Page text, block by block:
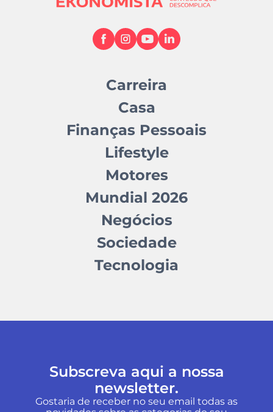
Carreira
Casa
Finanças Pessoais
Lifestyle
Motores
Mundial 2026
Negócios
Sociedade
Tecnologia
Subscreva aqui a nossa
newsletter.
Gostaria de receber no seu email todas as